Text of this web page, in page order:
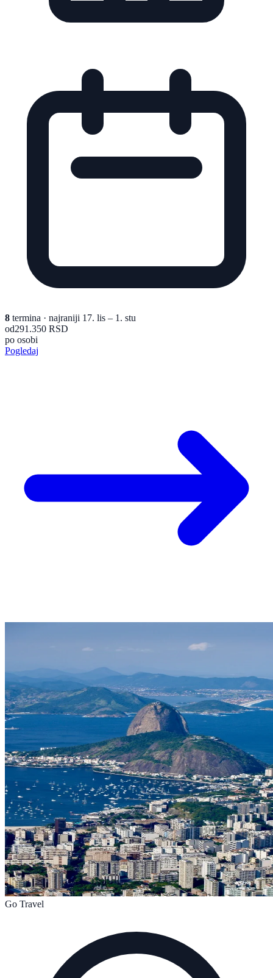
8 termina · najraniji 17. lis – 1. stu
od291.350 RSD
po osobi
Pogledaj
Go Travel